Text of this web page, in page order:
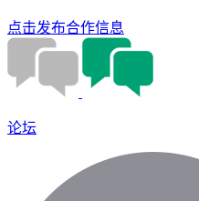
点击发布合作信息
论坛